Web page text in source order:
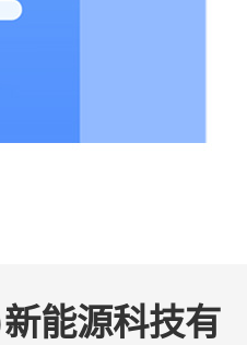
能源科技有